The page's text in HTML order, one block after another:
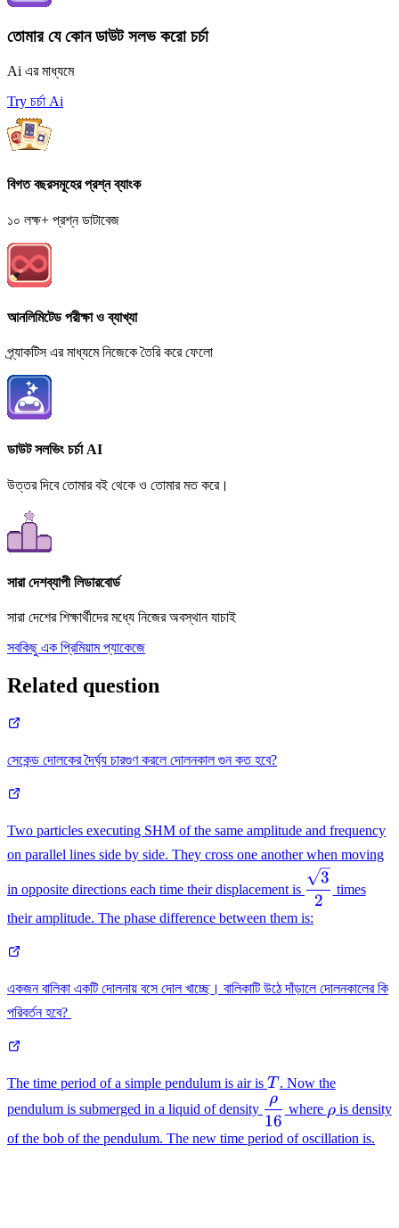
তোমার যে কোন ডাউট সলভ করো চর্চা
Ai এর মাধ্যমে
Try চর্চা Ai
বিগত বছরসমূহের প্রশ্ন ব্যাংক
১০ লক্ষ+ প্রশ্ন ডাটাবেজ
আনলিমিটেড পরীক্ষা ও ব্যাখ্যা
প্র্যাকটিস এর মাধ্যমে নিজেকে তৈরি করে ফেলো
ডাউট সলভিং চর্চা AI
উত্তর দিবে তোমার বই থেকে ও তোমার মত করে।
সারা দেশব্যাপী লিডারবোর্ড
সারা দেশের শিক্ষার্থীদের মধ্যে নিজের অবস্থান যাচাই
সবকিছু এক প্রিমিয়াম প্যাকেজে
Related question
সেকেন্ড দোলকের দৈর্ঘ্য চারগুণ করলে দোলনকাল গুন কত হবে?
Two particles executing SHM of the same amplitude and frequency
on parallel lines side by side. They cross one another when moving
in opposite directions each time their displacement is {2}
2
3
times
their amplitude. The phase difference between them is:
একজন বালিকা একটি দোলনায় বসে দোল খাচ্ছে। বালিকাটি উঠে দাঁড়ালে দোলনকালের কি
পরিবর্তন হবে?
The time period of a simple pendulum is air is T
T . Now the
pendulum is submerged in a liquid of density \dfrac{\rho}
{16}
16
ρ
where \rho
ρis density
of the bob of the pendulum. The new time period of oscillation is.